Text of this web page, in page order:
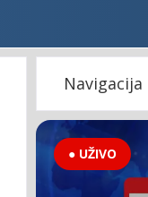
Navigacija
● UŽIVO